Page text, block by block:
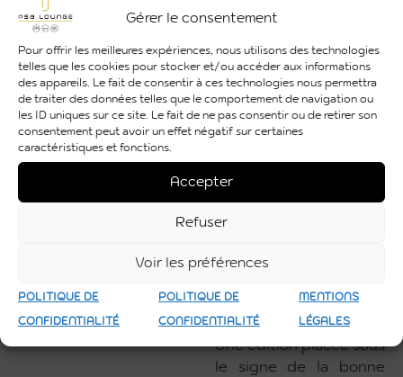
Gérer le consentement
Pour offrir les meilleures expériences, nous utilisons des technologies
telles que les cookies pour stocker et/ou accéder aux informations
des appareils. Le fait de consentir à ces technologies nous permettra
de traiter des données telles que le comportement de navigation ou
les ID uniques sur ce site. Le fait de ne pas consentir ou de retirer son
consentement peut avoir un effet négatif sur certaines
caractéristiques et fonctions.
Accepter
Refuser
Voir les préférences
POLITIQUE DE
CONFIDENTIALITÉ
POLITIQUE DE
CONFIDENTIALITÉ
MENTIONS
LÉGALES
Harmonie visuelle :
conçu pour
s’intégrer
naturellement à
l’esprit du Trail
Grâce à notre savoir-
faire en scénographie
et aménagement
d’espaces, nous avons
rendez-vous sportif un
véritable moment de
partage et de plaisir.
Une édition placée sous
le signe de la bonne